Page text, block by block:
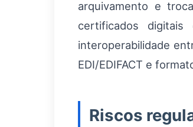
arquivamento e
certificados
interoperabilidade
EDI/EDIFACT e
Riscos